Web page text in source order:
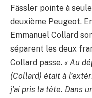
Fässler pointe à
deuxième Peugeot.
Emmanuel Collard
séparent les deux
Collard passe. « Au
(Collard) était à
j’ai pris la tête. Dans